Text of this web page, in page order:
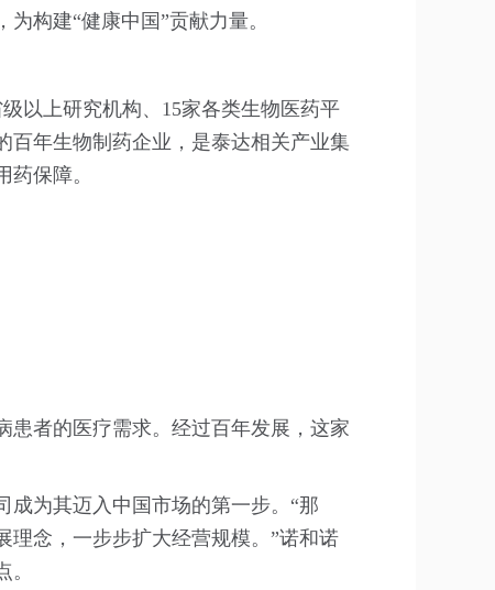
构建“健康中国”贡献力量。
以上研究机构、15家各类生物医药平
百年生物制药企业，是泰达相关产业集
保障。
患者的医疗需求。经过百年发展，这家
成为其迈入中国市场的第一步。“那
理念，一步步扩大经营规模。”诺和诺